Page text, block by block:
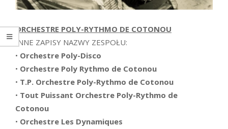
ORCHESTRE POLY-RYTHMO DE COTONOU
INNE ZAPISY NAZWY ZESPOŁU:
• Orchestre Poly-Disco
• Orchestre Poly Rythmo de Cotonou
• T.P. Orchestre Poly-Rythmo de Cotonou
• Tout Puissant Orchestre Poly-Rythmo de
Cotonou
• Orchestre Les Dynamiques